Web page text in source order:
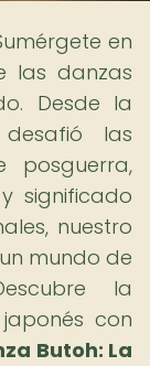
en
las danzas
Desde la
las
posguerra,
significado
nuestro
mundo de
la
con
Butoh: La